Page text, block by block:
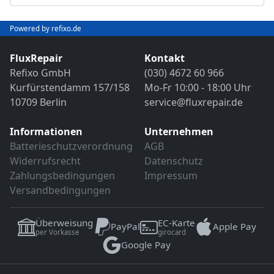
Sollten weitere Defekte festgestellt werden,
erfolgt eine Reparatur ausschließlich nach
vorheriger Rücksprache.
Bild- und Funktionstest
VDE-Sicherheitsprüfung
Sollten weitere Defekte festgestellt werden,
erfolgt eine Reparatur ausschließlich nach
vorheriger Rücksprache.
Powered by refixo.de
FluxRepair
Refixo GmbH
Kurfürstendamm 157/158
10709 Berlin
Kontakt
(030) 4672 60 966
Mo-Fr 10:00 - 18:00 Uhr
service@fluxrepair.de
Informationen
Batterieschutzverordnung
Widerrufsrecht
Zahlungsbedingungen
Versandbedingungen
Unternehmen
AGB
Datenschutz
Impressum
Überweisung
per Vorkasse PayPal EC-Karte
girocard
Apple Pay
Google Pay